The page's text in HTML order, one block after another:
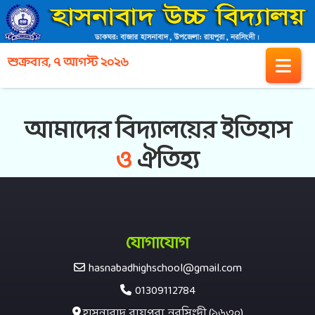
শুক্রবার, ৭ আগস্ট ২০২৬
আমাদের বিদ্যালয়ের ইতিহাস
ওঐতিহ্য
যোগাযোগ
hasnabadhighschool@gmail.com
01309112784